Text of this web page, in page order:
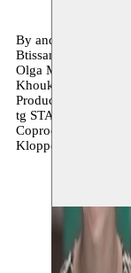
By and with
Btissame Bourrich,
Olga Mouak, Haider
Khoukhou en Frank
Production
tg STAN
Coproduction
Kloppend Hert,